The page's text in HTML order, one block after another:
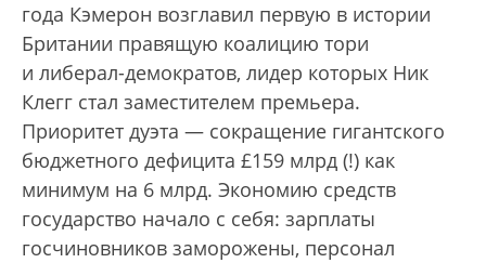
года Кэмерон возглавил первую в истории
Британии правящую коалицию тори
и либерал-демократов, лидер которых Ник
Клегг стал заместителем премьера.
Приоритет дуэта — сокращение гигантского
бюджетного дефицита £159 млрд (!) как
минимум на 6 млрд. Экономию средств
государство начало с себя: зарплаты
госчиновников заморожены, персонал